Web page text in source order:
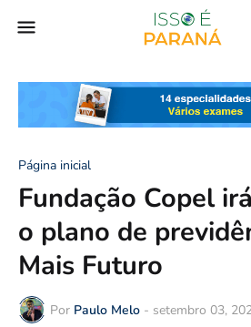
Página inicial
Fundação Copel
o plano de
Mais Futuro
Por Paulo Melo - setembro 03,